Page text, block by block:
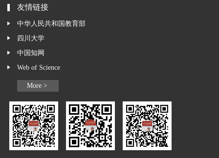
友情链接
中华人民共和国教育部
四川大学
中国知网
Web of Science
More >